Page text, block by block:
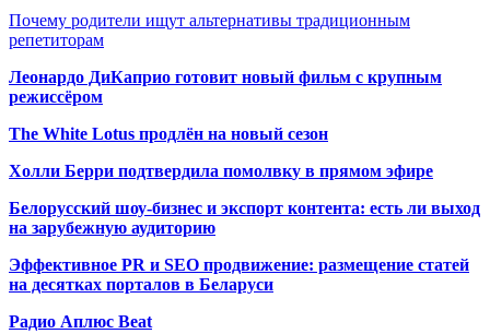
Почему родители ищут альтернативы традиционным
репетиторам
Леонардо ДиКаприо готовит новый фильм с крупным
режиссёром
The White Lotus продлён на новый сезон
Холли Берри подтвердила помолвку в прямом эфире
Белорусский шоу-бизнес и экспорт контента: есть ли выход
на зарубежную аудиторию
Эффективное PR и SEO продвижение: размещение статей
на десятках порталов в Беларуси
Радио Аплюс Beat